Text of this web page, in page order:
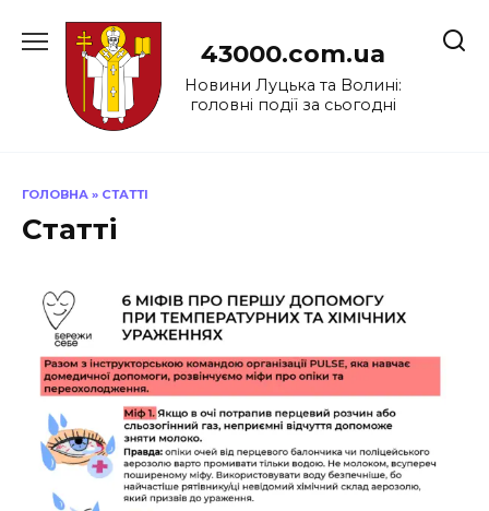
до
43000.com.ua
Новини Луцька та Волині:
головні події за сьогодні
ГОЛОВНА » СТАТТІ
Статті